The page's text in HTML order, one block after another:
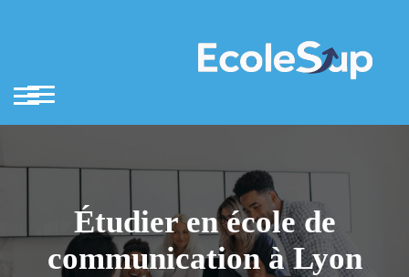
Étudier en école de
communication à Lyon